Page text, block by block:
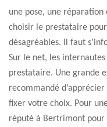
une pose, une
choisir le prestataire
désagréables. Il faut
Sur le net, les
prestataire. Une grande
recommandé
fixer votre choix. Pour
réputé à Bertrimont